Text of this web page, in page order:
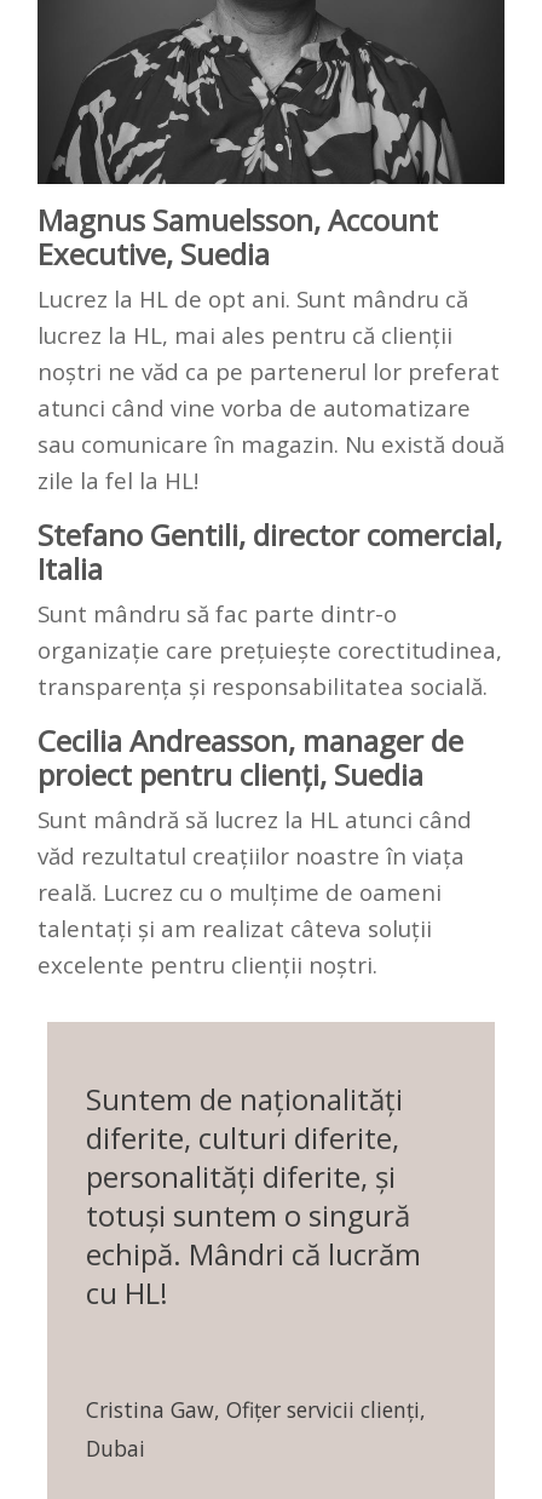
Magnus Samuelsson, Account
Executive, Suedia
Lucrez la HL de opt ani. Sunt mândru că
lucrez la HL, mai ales pentru că clienții
noștri ne văd ca pe partenerul lor preferat
atunci când vine vorba de automatizare
sau comunicare în magazin. Nu există două
zile la fel la HL!
Stefano Gentili, director comercial,
Italia
Sunt mândru să fac parte dintr-o
organizație care prețuiește corectitudinea,
transparența și responsabilitatea socială.
Cecilia Andreasson, manager de
proiect pentru clienți, Suedia
Sunt mândră să lucrez la HL atunci când
văd rezultatul creațiilor noastre în viața
reală. Lucrez cu o mulțime de oameni
talentați și am realizat câteva soluții
excelente pentru clienții noștri.
Suntem de naționalități
diferite, culturi diferite,
personalități diferite, și
totuși suntem o singură
echipă. Mândri că lucrăm
cu HL!
Cristina Gaw, Ofițer servicii clienți,
Dubai